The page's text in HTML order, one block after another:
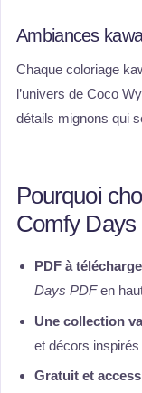
Ambiances
Chaque coloriage
l’univers de Coco
détails mignons qui
Pourquoi
Comfy Days
PDF à
Days PDFen
Une collection
et décors
Gratuit et